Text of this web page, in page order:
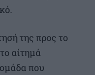
της προς το
αίτημά
που